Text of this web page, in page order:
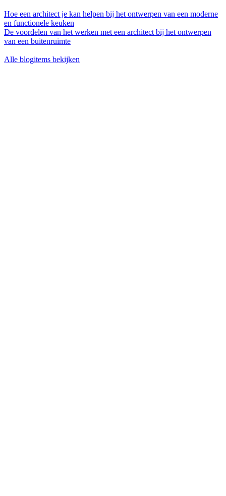
Hoe een architect je kan helpen bij het ontwerpen van een moderne
en functionele keuken
De voordelen van het werken met een architect bij het ontwerpen
van een buitenruimte
Alle blogitems bekijken